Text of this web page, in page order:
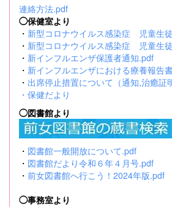
連絡方法.pdf
◯保健室より
・ 新型コロナウイルス感染症 児童生
・ 新型コロナウイルス感染症 児童生
・ 新インフルエンザ保護者通知.pdf
・ 新インフルエンザにおける療養報告
・ 出席停止措置について（通知,治癒証
・ 保健だより
◯図書館より
・ 図書館一般開放について.pdf
・ 図書館だより令和６年４月号.pdf
・ 前女図書館へ行こう！2024年版.pdf
◯事務室より